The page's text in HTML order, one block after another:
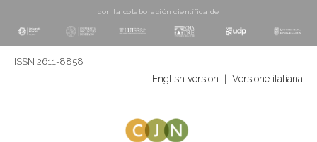
con la colaboración cientí­fica de
ISSN 2611-8858
English version Versione italiana